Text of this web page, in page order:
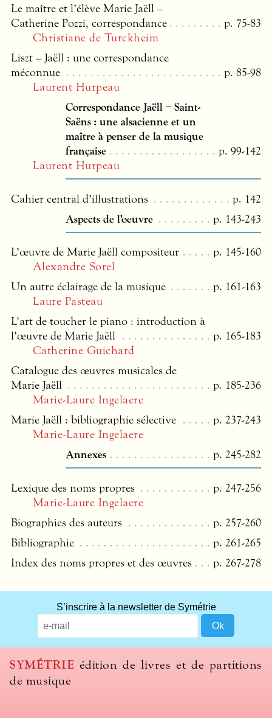
Le maître et l’élève Marie Jaëll –
Catherine Pozzi, correspondance
p. 75-83
Christiane de Turckheim
Liszt – Jaëll : une correspondance
méconnue
p. 85-98
Laurent Hurpeau
Correspondance Jaëll – Saint-
Saëns : une alsacienne et un
maître à penser de la musique
française
p. 99-142
Laurent Hurpeau
Cahier central d’illustrations
p. 142
Aspects de l’oeuvre
p. 143-243
L’œuvre de Marie Jaëll compositeur
p. 145-160
Alexandre Sorel
Un autre éclairage de la musique
p. 161-163
Laure Pasteau
L’art de toucher le piano : introduction à
l’œuvre de Marie Jaëll
p. 165-183
Catherine Guichard
Catalogue des œuvres musicales de
Marie Jaëll
p. 185-236
Marie-Laure Ingelaere
Marie Jaëll : bibliographie sélective
p. 237-243
Marie-Laure Ingelaere
Annexes
p. 245-282
Lexique des noms propres
p. 247-256
Marie-Laure Ingelaere
Biographies des auteurs
p. 257-260
Bibliographie
p. 261-265
Index des noms propres et des œuvres
p. 267-278
S’inscrire à la newsletter de Symétrie
SYMÉTRIE édition de livres et de partitions
de musique